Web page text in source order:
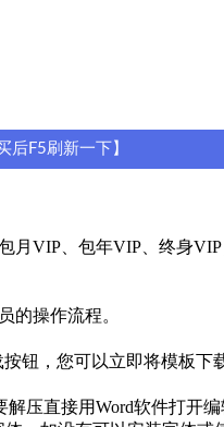
F5刷新一下】
VIP、包年VIP、终身
的操作流程。
钮，您可以立即将模板下
压直接用Word软件打开